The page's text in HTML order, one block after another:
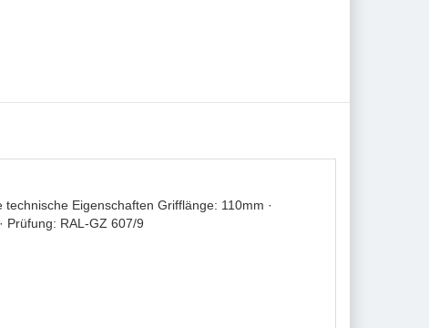
Eigenschaften Grifflänge: 110mm ·
Prüfung: RAL-GZ 607/9